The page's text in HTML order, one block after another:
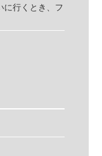
に行くとき、フ